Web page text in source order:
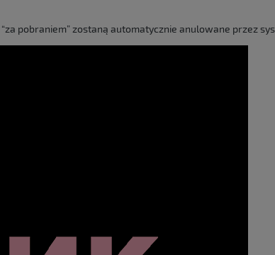
pobraniem” zostaną automatycznie anulowane przez